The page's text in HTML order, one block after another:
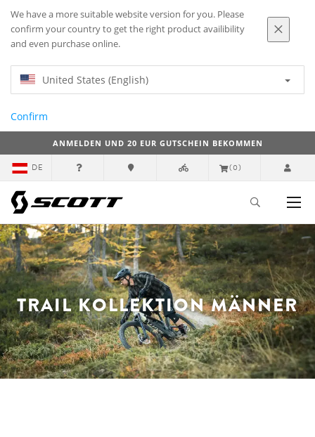
We have a more suitable website version for you. Please
confirm your country to get the right product availibility
and even purchase online.
United States (English)
Confirm
ANMELDEN UND 20 EUR GUTSCHEIN BEKOMMEN
DE (0)
TRAIL KOLLEKTION MÄNNER